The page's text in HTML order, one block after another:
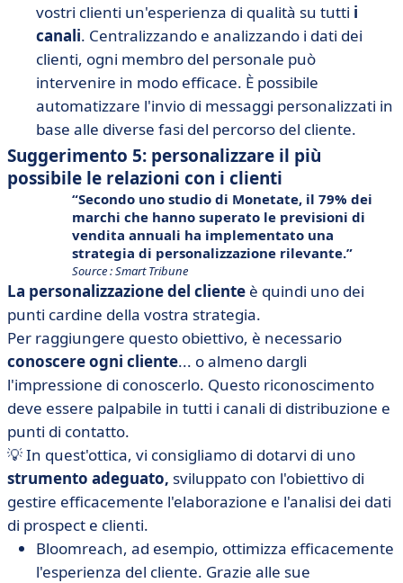
vostri clienti un'esperienza di qualità su tutti i
canali. Centralizzando e analizzando i dati dei
clienti, ogni membro del personale può
intervenire in modo efficace. È possibile
automatizzare l'invio di messaggi personalizzati in
base alle diverse fasi del percorso del cliente.
Suggerimento 5: personalizzare il più
possibile le relazioni con i clienti
Secondo uno studio di Monetate, il 79% dei
marchi che hanno superato le previsioni di
vendita annuali ha implementato una
strategia di personalizzazione rilevante.
Source : Smart Tribune
La personalizzazione del cliente è quindi uno dei
punti cardine della vostra strategia.
Per raggiungere questo obiettivo, è necessario
conoscere ogni cliente... o almeno dargli
l'impressione di conoscerlo. Questo riconoscimento
deve essere palpabile in tutti i canali di distribuzione e
punti di contatto.
💡 In quest'ottica, vi consigliamo di dotarvi di uno
strumento adeguato, sviluppato con l'obiettivo di
gestire efficacemente l'elaborazione e l'analisi dei dati
di prospect e clienti.
Bloomreach, ad esempio, ottimizza efficacemente
l'esperienza del cliente. Grazie alle sue